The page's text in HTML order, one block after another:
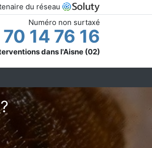
du réseau
Numéro non surtaxé
14 76 16
dans l'Aisne (02)